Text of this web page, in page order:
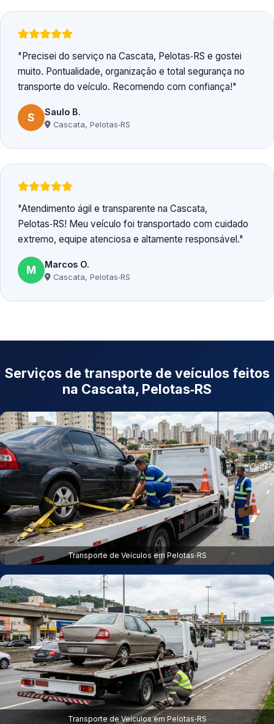
Precisei do serviço na Cascata, Pelotas‑RS e gostei
muito. Pontualidade, organização e total segurança no
transporte do veículo. Recomendo com confiança!
S Saulo B.
Cascata, Pelotas‑RS
Atendimento ágil e transparente na Cascata,
Pelotas‑RS! Meu veículo foi transportado com cuidado
extremo, equipe atenciosa e altamente responsável.
M Marcos O.
Cascata, Pelotas‑RS
Serviços de transporte de veículos feitos
na Cascata, Pelotas‑RS
Transporte de Veículos em Pelotas‑RS
Transporte de Veículos em Pelotas‑RS